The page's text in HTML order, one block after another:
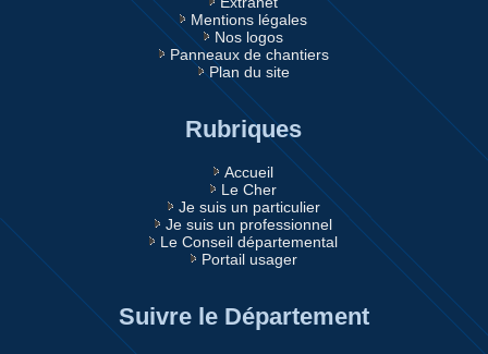
Mentions légales
Nos logos
Panneaux de chantiers
Plan du site
Rubriques
Accueil
Le Cher
Je suis un particulier
Je suis un professionnel
Le Conseil départemental
Portail usager
Suivre le Département